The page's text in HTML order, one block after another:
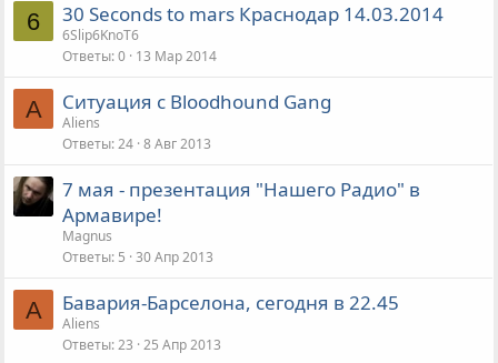
6 30 Seconds to mars Краснодар 14.03.2014
6Slip6KnoT6
Ответы 0 13 Мар 2014
A Ситуация с Bloodhound Gang
Aliens
Ответы 24 8 Авг 2013
7 мая - презентация "Нашего Радио" в
Армавире!
Magnus
Ответы 5 30 Апр 2013
A Бавария-Барселона, сегодня в 22.45
Aliens
Ответы 23 25 Апр 2013